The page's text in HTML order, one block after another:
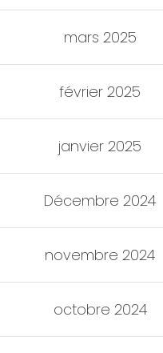
mars 2025
février 2025
janvier 2025
Décembre 2024
novembre 2024
octobre 2024